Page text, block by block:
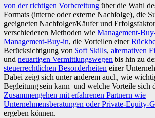
von der richtigen Vorbereitung über die Wahl
Formats (interne oder externe Nachfolge), die
geeigneten Nachfolger/Käufer und
verschiedenen Methoden wie Management-
Management-Buy-in, die Vorteilen einer
Berücksichtigung von Soft Skills, alternativen
und neuartigen Vermittlungswegen bis hin zu
steuerrechtlichen Besonderheiten einer
Dabei zeigt sich unter anderem auch, wie
Begleitung sein kann und welche Vorteile sich
Zusammengehen mit erfahrenen Partnern wie
Unternehmensberatungen oder Private-Equity-
ergeben können.